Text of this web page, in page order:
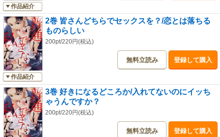
作品紹介
作品紹介
2巻 皆さんどちらでセックスを？/恋とは落ちる
ものらしい
200pt/220円(税込)
無料立読み 登録して購入
3巻 好きになるどころか/入れてないのにイッち
ゃうんですか？
200pt/220円(税込)
無料立読み 登録して購入